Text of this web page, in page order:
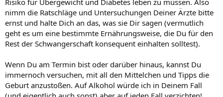
Risiko für Übergewicht und Diabetes leben zu müssen. Also
nimm die Ratschläge und Untersuchungen Deiner Ärzte bitte
ernst und halte Dich an das, was sie Dir sagen (vermutlich
geht es um eine bestimmte Ernährungsweise, die Du für den
Rest der Schwangerschaft konsequent einhalten solltest).
Wenn Du am Termin bist oder darüber hinaus, kannst Du
immernoch versuchen, mit all den Mittelchen und Tipps die
Geburt anzustoßen. Auf Alkohol würde ich in Deinem Fall